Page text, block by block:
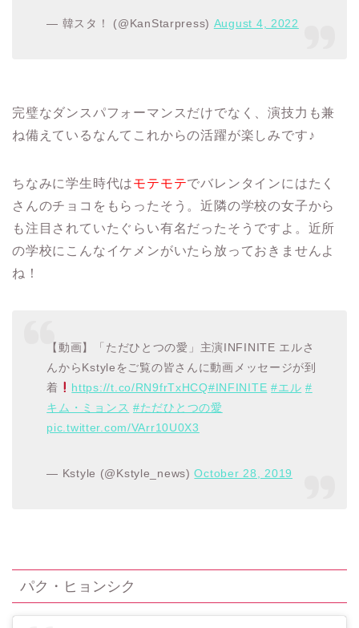
— 韓スタ！ (@KanStarpress) August 4, 2022
完璧なダンスパフォーマンスだけでなく、演技力も兼
ね備えているなんてこれからの活躍が楽しみです♪
ちなみに学生時代はモテモテでバレンタインにはたく
さんのチョコをもらったそう。近隣の学校の女子から
も注目されていたぐらい有名だったそうですよ。近所
の学校にこんなイケメンがいたら放っておきませんよ
ね！
【動画】「ただひとつの愛」主演INFINITE エルさ
んからKstyleをご覧の皆さんに動画メッセージが到
着
https://t.co/RN9frTxHCQ#INFINITE #エル #
キム・ミョンス #ただひとつの愛
pic.twitter.com/VArr10U0X3
— Kstyle (@Kstyle_news)October 28, 2019
パク・ヒョンシク